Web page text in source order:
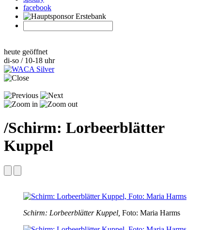
facebook
heute geöffnet
di-so / 10-18 uhr
/Schirm: Lorbeerblätter
Kuppel
Schirm: Lorbeerblätter Kuppel, Foto: Maria Harms